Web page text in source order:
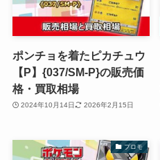
ポンチョを着たピカチュウ
【P】{037/SM-P}の販売価
格・買取相場
2024年10月14日 2026年2月15日
プロモ